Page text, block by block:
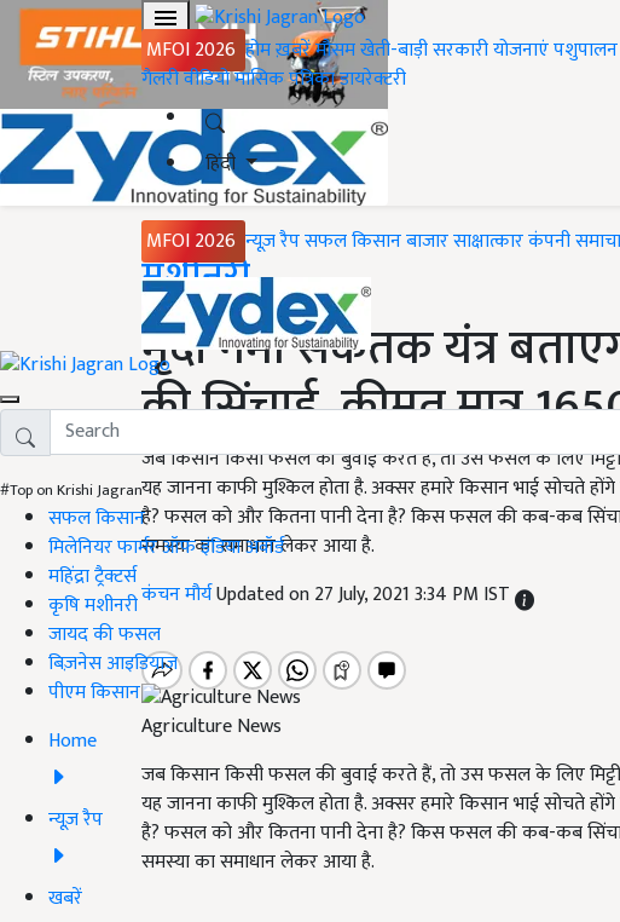
MFOI 2026 होमख़बरेंमौसमखेती-बाड़ीसरकारी योजनाएंपशुपालन
गैलरीवीडियोमासिक पत्रिकाडायरेक्टरी
हिंदी
MFOI 2026 न्यूज़ रैपसफल किसानबाजारसाक्षात्कारकंपनी
#Top on Krishi Jagran
सफल किसान
मिलेनियर फार्मर ऑफ इंडिया अवॉर्ड
महिंद्रा ट्रैक्टर्स
कृषि मशीनरी
जायद की फसल
बिज़नेस आइडियाज
पीएम किसान
Home
न्यूज़ रैप
खबरें
Home
मशीनरी
मृदा नमी संकेतक यंत्र
की सिंचाई, कीमत मात्र
जब किसान किसी फसल की बुवाई करते हैं, तो उस फसल के लिए मिट्टी
यह जानना काफी मुश्किल होता है. अक्सर हमारे किसान भाई सोचते
है? फसल को और कितना पानी देना है? किस फसल की कब-कब
समस्या का समाधान लेकर आया है.
कंचन मौर्यUpdated on 27 July, 2021 3:34 PM IST
Agriculture News
जब किसान किसी फसल की बुवाई करते हैं, तो उस फसल के लिए मिट्टी
यह जानना काफी मुश्किल होता है. अक्सर हमारे किसान भाई सोचते
है? फसल को और कितना पानी देना है? किस फसल की कब-कब
समस्या का समाधान लेकर आया है.